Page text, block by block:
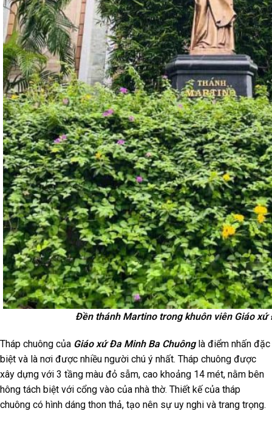
Đền thánh Martino trong khuôn viên Giáo xứ
Tháp chuông của Giáo xứ Đa Minh Ba Chuônglà điểm nhấn đặc
biệt và là nơi được nhiều người chú ý nhất. Tháp chuông được
xây dựng với 3 tầng màu đỏ sẫm, cao khoảng 14 mét, nằm bên
hông tách biệt với cổng vào của nhà thờ. Thiết kế của tháp
chuông có hình dáng thon thả, tạo nên sự uy nghi và trang trọng.